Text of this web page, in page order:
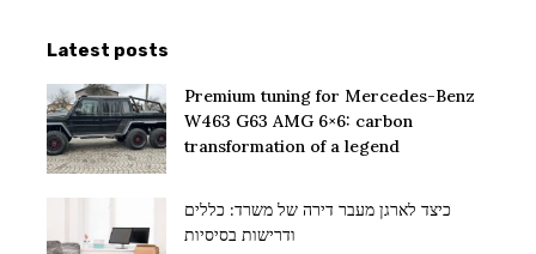
Latest posts
Premium tuning for Mercedes-Benz
W463 G63 AMG 6×6: carbon
transformation of a legend
כיצד לארגן מעבר דירה של משרד: כללים
ודרישות בסיסיות